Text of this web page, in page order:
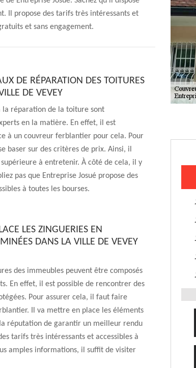
Il propose des tarifs très intéressants et
et sans engagement.
DE RÉPARATION DES TOITURES
DE VEVEY
la réparation de la toiture sont
en la matière. En effet, il est
à un couvreur ferblantier pour cela. Pour
baser sur des critères de prix. Ainsi, il
à entretenir. À côté de cela, il y
pas que Entreprise Josué propose des
à toutes les bourses.
LES ZINGUERIES EN
DANS LA VILLE DE VEVEY
des immeubles peuvent être composés
En effet, il est possible de rencontrer des
Pour assurer cela, il faut faire
Il va mettre en place les éléments
réputation de garantir un meilleur rendu
tarifs très intéressants et accessibles à
amples informations, il suffit de visiter